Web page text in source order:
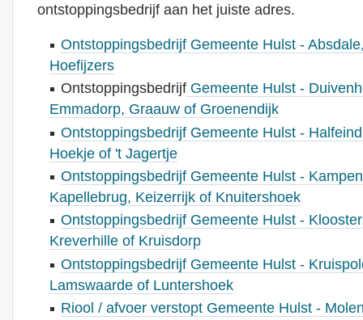
ontstoppingsbedrijf aan het juiste adres.
Ontstoppingsbedrijf Gemeente Hulst -
Hoefijzers
Ontstoppingsbedrijf Gemeente Hulst -
Emmadorp, Graauw of Groenendijk
Ontstoppingsbedrijf Gemeente Hulst -
Hoekje of 't Jagertje
Ontstoppingsbedrijf Gemeente Hulst -
Kapellebrug, Keizerrijk of Knuitershoek
Ontstoppingsbedrijf Gemeente Hulst -
Kreverhille of Kruisdorp
Ontstoppingsbedrijf Gemeente Hulst -
Lamswaarde of Luntershoek
Riool / afvoer verstopt Gemeente Hulst -